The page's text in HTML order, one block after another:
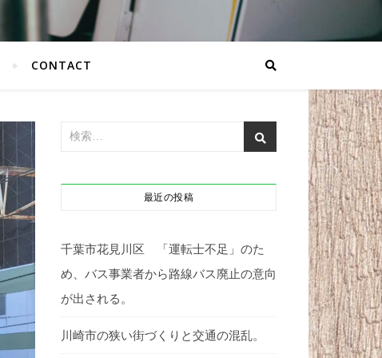
CONTACT
最近の投稿
千葉市花見川区 「運転士不足」のた
め、バス事業者から路線バス廃止の意向
が出される。
川崎市の狭い街づくりと交通の混乱。